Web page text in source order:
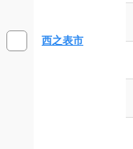
西之表市